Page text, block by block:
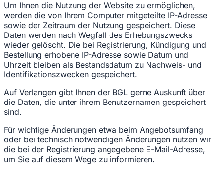
Um Ihnen die Nutzung der Website zu ermöglichen,
werden die von Ihrem Computer mitgeteilte IP-Adresse
sowie der Zeitraum der Nutzung gespeichert. Diese
Daten werden nach Wegfall des Erhebungszwecks
wieder gelöscht. Die bei Registrierung, Kündigung und
Bestellung erhobene IP-Adresse sowie Datum und
Uhrzeit bleiben als Bestandsdatum zu Nachweis- und
Identifikationszwecken gespeichert.
Auf Verlangen gibt Ihnen der BGL gerne Auskunft über
die Daten, die unter ihrem Benutzernamen gespeichert
sind.
Für wichtige Änderungen etwa beim Angebotsumfang
oder bei technisch notwendigen Änderungen nutzen wir
die bei der Registrierung angegebene E-Mail-Adresse,
um Sie auf diesem Wege zu informieren.